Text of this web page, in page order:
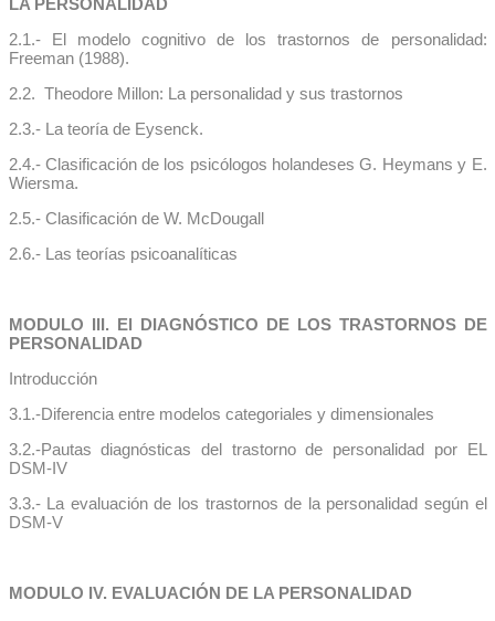
LA PERSONALIDAD
2.1.- El modelo cognitivo de los trastornos de personalidad:
Freeman (1988).
2.2. Theodore Millon: La personalidad y sus trastornos
2.3.- La teoría de Eysenck.
2.4.- Clasificación de los psicólogos holandeses G. Heymans y E.
Wiersma.
2.5.- Clasificación de W. McDougall
2.6.- Las teorías psicoanalíticas
MODULO III. El DIAGNÓSTICO DE LOS TRASTORNOS DE
PERSONALIDAD
Introducción
3.1.-Diferencia entre modelos categoriales y dimensionales
3.2.-Pautas diagnósticas del trastorno de personalidad por EL
DSM-IV
3.3.- La evaluación de los trastornos de la personalidad según el
DSM-V
MODULO IV. EVALUACIÓN DE LA PERSONALIDAD